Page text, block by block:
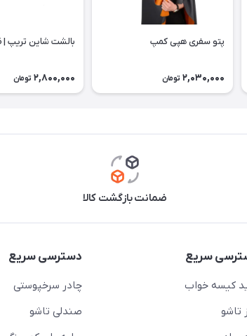
پتو سفری هپی کمپ
2,030,000 تومان
بالشت شاین تریپ | A526
2,800,000 تومان
ضمانت بازگشت کالا
سریع
کیسه خواب
تاشو
دسترسی سریع
چادر سرخپوستی
صندلی تاشو